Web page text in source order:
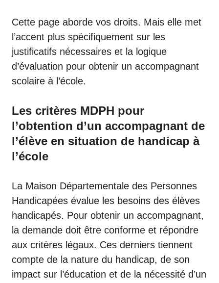
Cette page aborde vos droits. Mais elle met
l’accent plus spécifiquement sur les
justificatifs nécessaires et la logique
d’évaluation pour obtenir un accompagnant
scolaire à l’école.
Les critères MDPH pour
l’obtention d’un accompagnant de
l’élève en situation de handicap à
l’école
La Maison Départementale des Personnes
Handicapées évalue les besoins des élèves
handicapés. Pour obtenir un accompagnant,
la demande doit être conforme et répondre
aux critères légaux. Ces derniers tiennent
compte de la nature du handicap, de son
impact sur l’éducation et de la nécessité d’un